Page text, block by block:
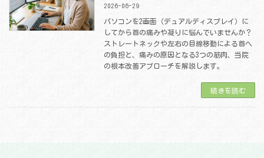
2026-06-29
パソコンを2画面（デュアルディスプレイ）に
してから首の痛みや凝りに悩んでいませんか？
ストレートネックや左右の目線移動による首へ
の負担と、痛みの原因となる3つの筋肉、当院
の根本改善アプローチを解説します。
続きを読む